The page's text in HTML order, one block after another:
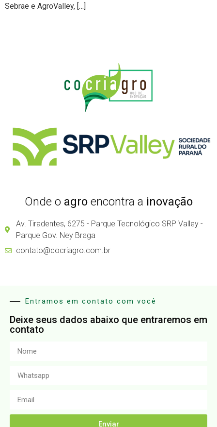
Sebrae e AgroValley, […]
Onde o agroencontra a inovação
Av. Tiradentes, 6275 - Parque Tecnológico SRP Valley -
Parque Gov. Ney Braga
contato@cocriagro.com.br
Entramos em contato com você
Deixe seus dados abaixo que entraremos em
contato
Enviar